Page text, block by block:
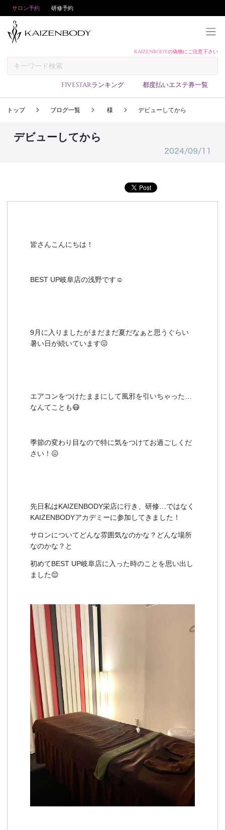
サロン予約 研修予約
KAIZENBODYの偽物にご注意下さい
FIVESTARランキング 都度払いエステ券一覧
予約方法
サロンランキング
トップ ブログ一覧 様 デビューしてから
デビューしてから
2024/09/11
皆さんこんにちは！
BEST UP岐阜店の浅野です☺
9月に入りましたがまだまだ夏だなぁと思うぐらい
暑い日が続いています😖
エアコンをつけたままにして風邪を引いちゃった…
なんてことも😷
季節の変わり目なので特に気をつけてお過ごしくだ
さい！😖
先日私はKAIZENBODY栄店に行き、研修…ではなく
KAIZENBODYアカデミーに参加してきました！
サロンについてどんな雰囲気なのかな？どんな場所
なのかな？と
初めてBEST UP岐阜店に入った時のことを思い出し
ました😌